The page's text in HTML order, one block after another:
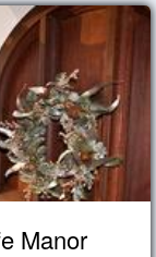
Manor